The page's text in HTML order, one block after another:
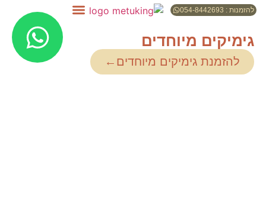
להזמנות : 054-8442693
גימיקים מיוחדים
להזמנת גימיקים מיוחדים←